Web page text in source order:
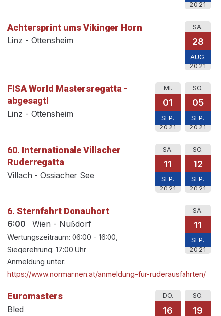
2021
SA.
28
AUG.
2021
Achtersprint ums Vikinger Horn
Linz - Ottensheim
MI.
01
SEP.
2021
SO.
05
SEP.
2021
FISA World Mastersregatta -
abgesagt!
Linz - Ottensheim
SA.
11
SEP.
2021
SO.
12
SEP.
2021
60. Internationale Villacher
Ruderregatta
Villach - Ossiacher See
SA.
11
SEP.
2021
6. Sternfahrt Donauhort
6:00 Wien - Nußdorf
Wertungszeitraum: 06:00 - 16:00,
Siegerehrung: 17:00 Uhr
Anmeldung unter:
https://www.normannen.at/anmeldung-fur-ruderausfahrten/
DO.
16
SO.
19
Euromasters
Bled